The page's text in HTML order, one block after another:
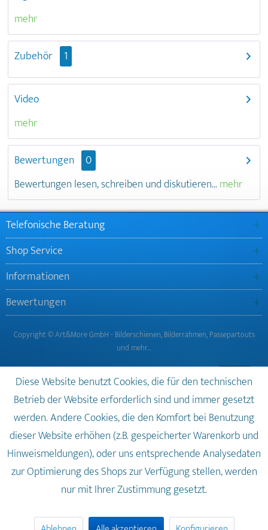
mehr
Zubehör 1
Video
mehr
Bewertungen
0
Bewertungen lesen, schreiben und diskutieren... mehr
Telefonische Beratung
Shop Service
Informationen
Bewertungen
Copyright © Art&More GmbH - Bilderschienen, Bilderrahmen, Passepartouts
und mehr…
Diese Website benutzt Cookies, die für den technischen
Betrieb der Website erforderlich sind und immer gesetzt
werden. Andere Cookies, die den Komfort bei Benutzung
dieser Website erhöhen (z.B. gespeicherter Warenkorb und
Hinweismeldungen), oder uns entsprechende Analysedaten
zur Optimierung des Shops zur Verfügung stellen, werden
nur mit Ihrer Zustimmung gesetzt.